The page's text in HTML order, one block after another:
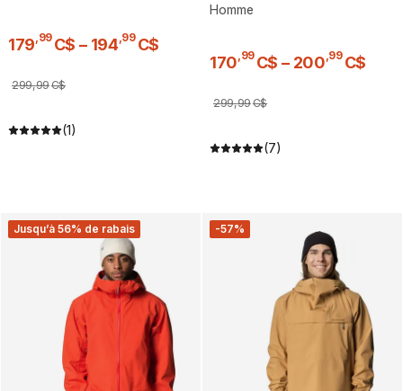
179 99 C$ – 194 99 C$
299,99C$
(1)
Homme
170 99 C$ – 200 99 C$
299,99C$
(7)
Jusqu’à 56% de rabais -57%